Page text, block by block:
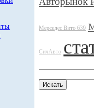
Мерседес Вито 639
СичАвто